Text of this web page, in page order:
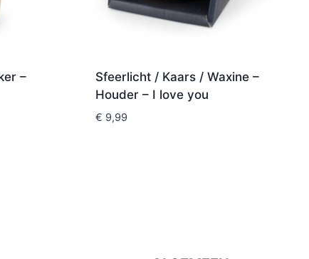
–
Sfeerlicht / Kaars / Waxine –
Houder – I love you
€ 9,99